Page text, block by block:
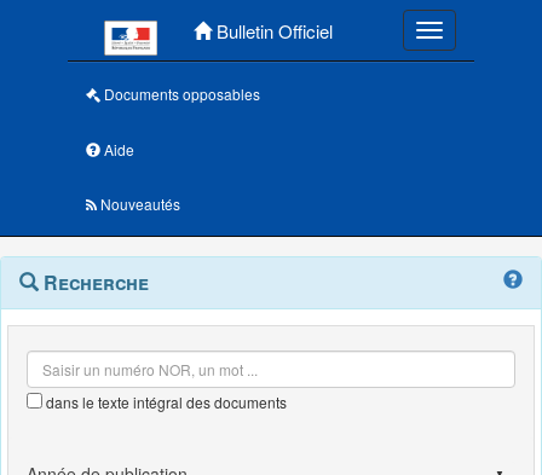
Bulletin Officiel Toggle
Documents opposables
Aide
Nouveautés
Navigation
outils
Menu
contextuel
Recherche
dans le texte intégral des documents